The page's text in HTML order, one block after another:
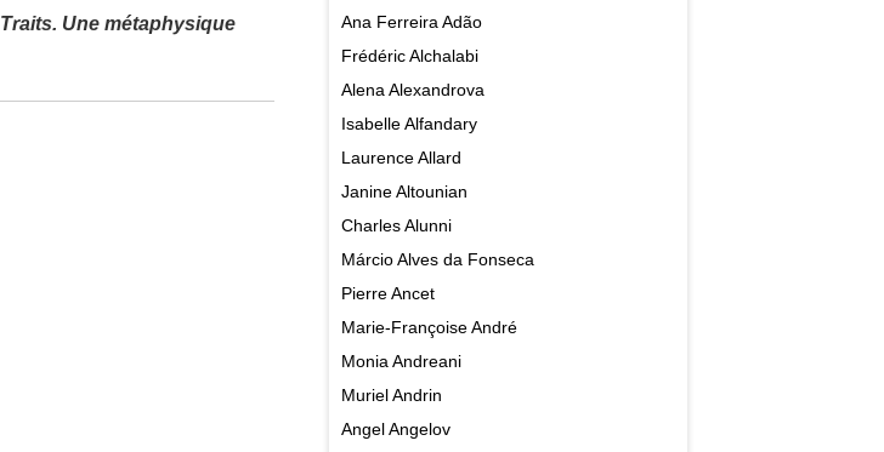
Traits. Une métaphysique
Ana Ferreira Adão
Frédéric Alchalabi
Alena Alexandrova
Isabelle Alfandary
Laurence Allard
Janine Altounian
Charles Alunni
Márcio Alves da Fonseca
Pierre Ancet
Marie-Françoise André
Monia Andreani
Muriel Andrin
Angel Angelov